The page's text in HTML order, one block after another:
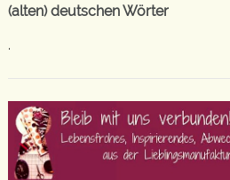
(alten) deutschen Wörter
.